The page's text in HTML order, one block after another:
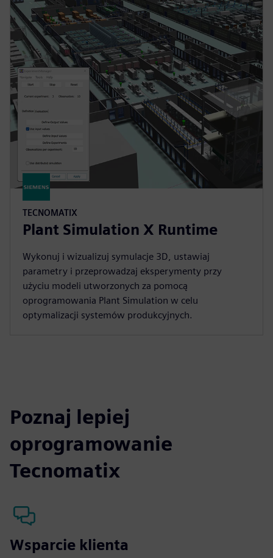
TECNOMATIX
Plant Simulation X Runtime
Wykonuj i wizualizuj symulacje 3D, ustawiaj
parametry i przeprowadzaj eksperymenty przy
użyciu modeli utworzonych za pomocą
oprogramowania Plant Simulation w celu
optymalizacji systemów produkcyjnych.
Poznaj lepiej
oprogramowanie
Tecnomatix
Wsparcie klienta